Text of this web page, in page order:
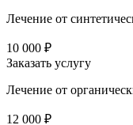
Лечение от
10 000 ₽
Заказать услугу
Лечение от
12 000 ₽